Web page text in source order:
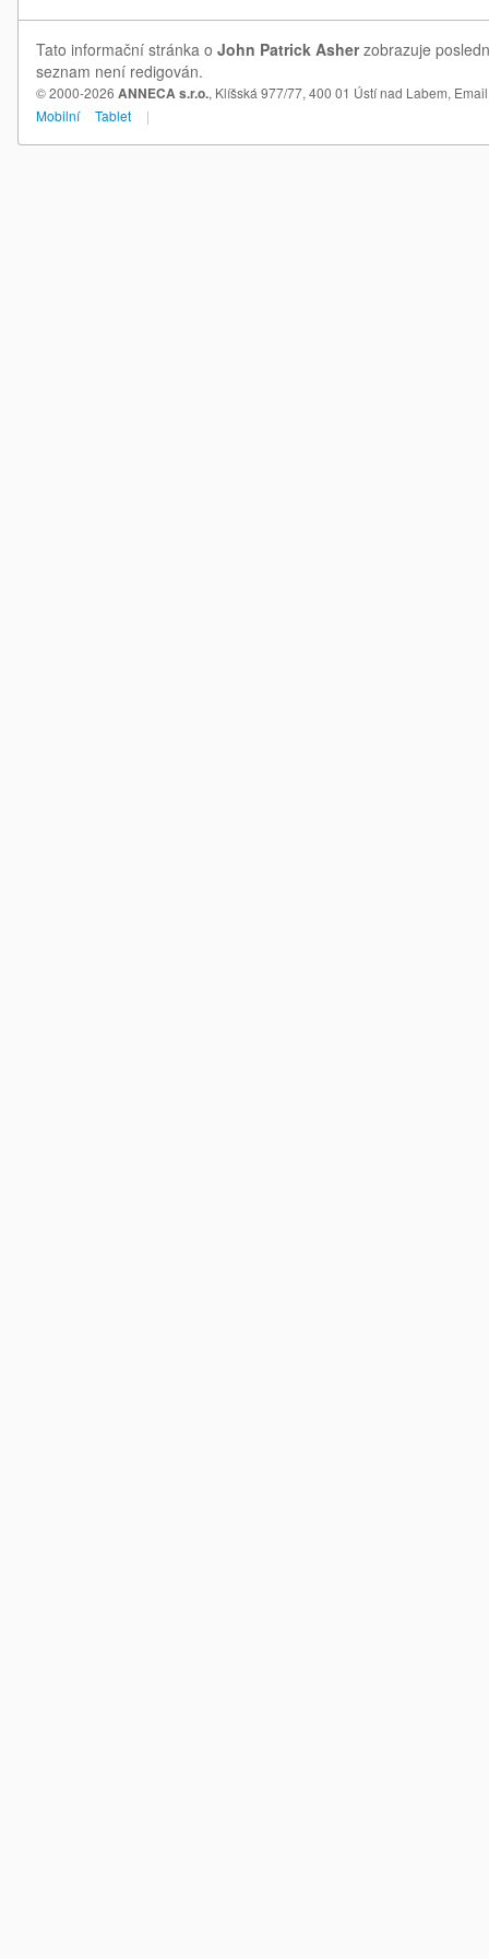
Tato informační stránka o John Patrick Asherzobrazuje
seznam není redigován.
© 2000-2026 ANNECA s.r.o., Klíšská 977/77, 400 01 Ústí nad Labem,
Mobilní
Tablet |